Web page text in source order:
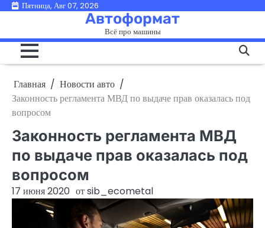
ПерейтиПятница, Авг 07, 2026
Автоформат
Всё про машины
Главная
Новости авто
Законность регламента МВД по выдаче прав оказалась под
вопросом
Законность регламента МВД
по выдаче прав оказалась под
вопросом
17 июня 2020 отsib_ecometal